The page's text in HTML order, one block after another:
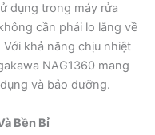
dụng trong máy rửa
cần phải lo lắng về
khả năng chịu nhiệt
NAG1360 mang
và bảo dưỡng.
Bền Bỉ